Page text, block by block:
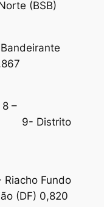
9- Distrito
Fundo
(DF) 0,820